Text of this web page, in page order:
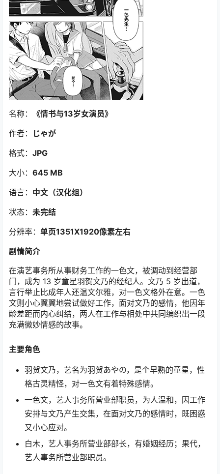
名称： 《情书与13岁女演员》
作者：
じゃが
格式： JPG
大小： 645 MB
语言： 中文（汉化组）
状态： 未完结
分辨率： 单页1351X1920像素左右
剧情简介
在演艺事务所从事财务工作的一色文，被调动到经营部
门，成为 13 岁童星羽贺文乃的经纪人。文乃 5 岁出道，
言行举止比成年人还温文尔雅，对一色文格外在意。一色
文则小心翼翼地尝试做好工作，面对文乃的感情，他因年
龄差距而内心纠结，两人在工作与相处中共同编织出一段
充满微妙情感的故事。
主要角色
羽贺文乃，艺名为羽贺あやの，是个早熟的童星，性
格古灵精怪，对一色文有着特殊感情。
一色文，艺人事务所营业部职员，为人温和，因工作
安排与文乃产生交集，在面对文乃的感情时，既困惑
又小心应对。
白木，艺人事务所营业部部长，有婚姻经历；果代，
艺人事务所营业部职员。